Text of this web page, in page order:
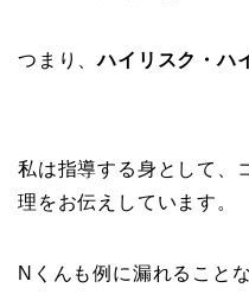
つまり、ハイリスク・ハ
私は指導する身として、
理をお伝えしています。
Nくんも例に漏れること